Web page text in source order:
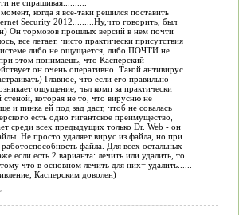
не спрашивая..........
когда я все-таки решился поставить
Security 2012.........Ну,что говорить, был
Он тормозов прошлых версий в нем почти
все летает, чисто практически присутствия
либо не ощущается, либо ПОЧТИ не
этом понимаешь, что Касперский
он очень оперативно. Такой антивирус
Главное, что если его правильно
ощущение, чьл комп за практически
которая не то, что вирусню не
и пинка ей под зад даст, чтоб не совалась
есть одно гигантское преимущество,
среди всех предыдущих только Dr. Web - он
Не просто удаляет вирус из файла, но при
файла. Для всех остальных
если есть 2 варианта: лечить или удалить, то
что в основном лечить для них= удалить......
Касперским доволен)